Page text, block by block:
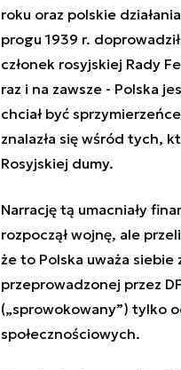
roku oraz polskie
progu 1939 r.
członek rosyjskiej Rady
raz i na zawsze - Polska
chciał być
znalazła się wśród tych,
Rosyjskiej dumy.
Narrację tą umacniały
rozpoczął wojnę, ale
że to Polska uważa siebie
przeprowadzonej przez
(„sprowokowany”) tylko
społecznościowych.